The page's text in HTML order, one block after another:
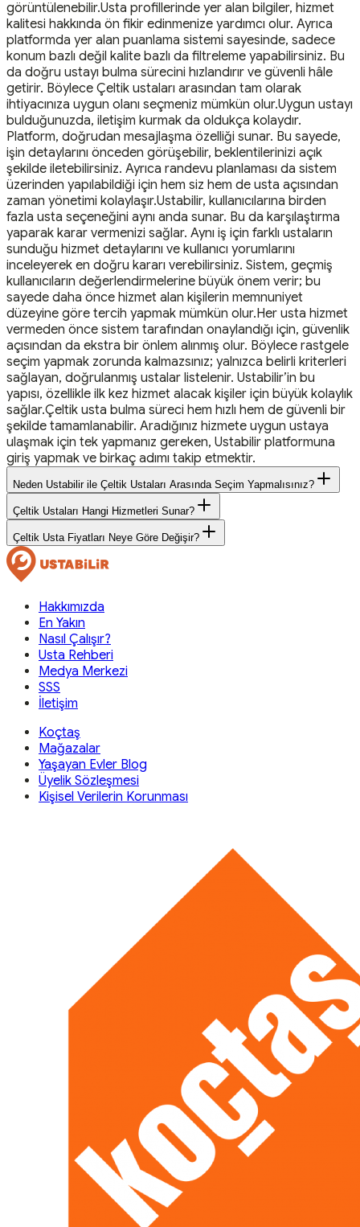
görüntülenebilir.Usta profillerinde yer alan bilgiler, hizmet
kalitesi hakkında ön fikir edinmenize yardımcı olur. Ayrıca
platformda yer alan puanlama sistemi sayesinde, sadece
konum bazlı değil kalite bazlı da filtreleme yapabilirsiniz. Bu
da doğru ustayı bulma sürecini hızlandırır ve güvenli hâle
getirir. Böylece Çeltik ustaları arasından tam olarak
ihtiyacınıza uygun olanı seçmeniz mümkün olur.Uygun ustayı
bulduğunuzda, iletişim kurmak da oldukça kolaydır.
Platform, doğrudan mesajlaşma özelliği sunar. Bu sayede,
işin detaylarını önceden görüşebilir, beklentilerinizi açık
şekilde iletebilirsiniz. Ayrıca randevu planlaması da sistem
üzerinden yapılabildiği için hem siz hem de usta açısından
zaman yönetimi kolaylaşır.Ustabilir, kullanıcılarına birden
fazla usta seçeneğini aynı anda sunar. Bu da karşılaştırma
yaparak karar vermenizi sağlar. Aynı iş için farklı ustaların
sunduğu hizmet detaylarını ve kullanıcı yorumlarını
inceleyerek en doğru kararı verebilirsiniz. Sistem, geçmiş
kullanıcıların değerlendirmelerine büyük önem verir; bu
sayede daha önce hizmet alan kişilerin memnuniyet
düzeyine göre tercih yapmak mümkün olur.Her usta hizmet
vermeden önce sistem tarafından onaylandığı için, güvenlik
açısından da ekstra bir önlem alınmış olur. Böylece rastgele
seçim yapmak zorunda kalmazsınız; yalnızca belirli kriterleri
sağlayan, doğrulanmış ustalar listelenir. Ustabilir’in bu
yapısı, özellikle ilk kez hizmet alacak kişiler için büyük kolaylık
sağlar.Çeltik usta bulma süreci hem hızlı hem de güvenli bir
şekilde tamamlanabilir. Aradığınız hizmete uygun ustaya
ulaşmak için tek yapmanız gereken, Ustabilir platformuna
giriş yapmak ve birkaç adımı takip etmektir.
Neden Ustabilir ile Çeltik Ustaları Arasında Seçim Yapmalısınız?
Çeltik Ustaları Hangi Hizmetleri Sunar?
Çeltik Usta Fiyatları Neye Göre Değişir?
Hakkımızda
En Yakın
Nasıl Çalışır?
Usta Rehberi
Medya Merkezi
SSS
İletişim
Koçtaş
Mağazalar
Yaşayan Evler Blog
Üyelik Sözleşmesi
Kişisel Verilerin Korunması